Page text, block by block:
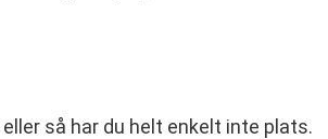
så har du helt enkelt inte plats.